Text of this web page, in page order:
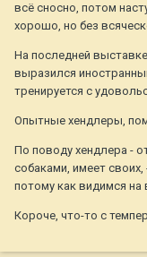
всё сносно, потом
хорошо, но без
На последней
выразился
тренируется с
Опытные хендлеры,
По поводу хендлера -
собаками, имеет своих,
потому как видимся на
Короче, что-то с